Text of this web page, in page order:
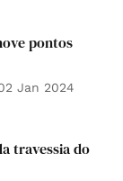
pontos
Jan 2024
travessia do